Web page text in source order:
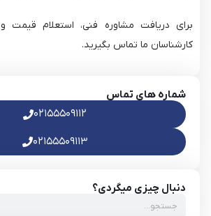
برای دریافت مشاوره فنی، استعلام قیمت و
کارشناسان ما تماس بگیرید.
شماره های تماس
۰۲۱۵۵۵۰۹۱۱۲
۰۲۱۵۵۵۰۹۱۱۳
دنبال چیزی میگردی؟